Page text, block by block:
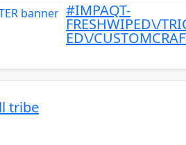
#IMPAQT-
FRESHWIPED\/
ED\/
tribe